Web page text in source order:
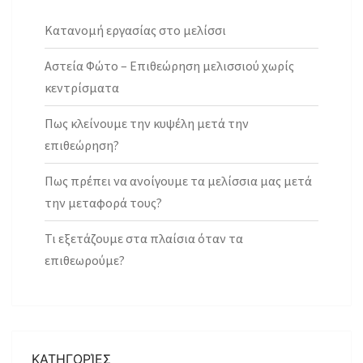
Κατανομή εργασίας στο μελίσσι
Αστεία Φώτο – Επιθεώρηση μελισσιού χωρίς
κεντρίσματα
Πως κλείνουμε την κυψέλη μετά την
επιθεώρηση?
Πως πρέπει να ανοίγουμε τα μελίσσια μας μετά
την μεταφορά τους?
Τι εξετάζουμε στα πλαίσια όταν τα
επιθεωρούμε?
ΚΑΤΗΓΟΡΊΕΣ